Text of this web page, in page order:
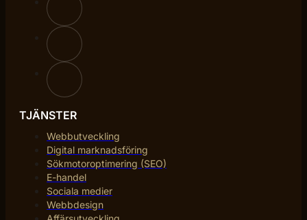
TJÄNSTER
Webbutveckling
Digital marknadsföring
Sökmotoroptimering (SEO)
E-handel
Sociala medier
Webbdesign